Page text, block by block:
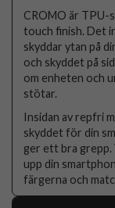
CROMO är TPU-
touch finish. Det
skyddar ytan på
och skyddet på
om enheten och
stötar.
Insidan av repfri
skyddet för din
ger ett bra grepp.
upp din
färgerna och